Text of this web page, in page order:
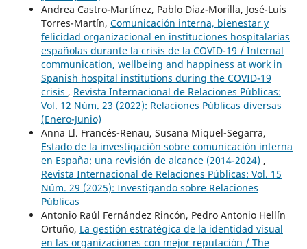
Andrea Castro-Martínez, Pablo Diaz-Morilla, José-Luis
Torres-Martín, Comunicación interna, bienestar y
felicidad organizacional en instituciones hospitalarias
españolas durante la crisis de la COVID-19 / Internal
communication, wellbeing and happiness at work in
Spanish hospital institutions during the COVID-19
crisis , Revista Internacional de Relaciones Públicas:
Vol. 12 Núm. 23 (2022): Relaciones Públicas diversas
(Enero-Junio)
Anna Ll. Francés-Renau, Susana Miquel-Segarra,
Estado de la investigación sobre comunicación interna
en España: una revisión de alcance (2014-2024) ,
Revista Internacional de Relaciones Públicas: Vol. 15
Núm. 29 (2025): Investigando sobre Relaciones
Públicas
Antonio Raúl Fernández Rincón, Pedro Antonio Hellín
Ortuño, La gestión estratégica de la identidad visual
en las organizaciones con mejor reputación / The